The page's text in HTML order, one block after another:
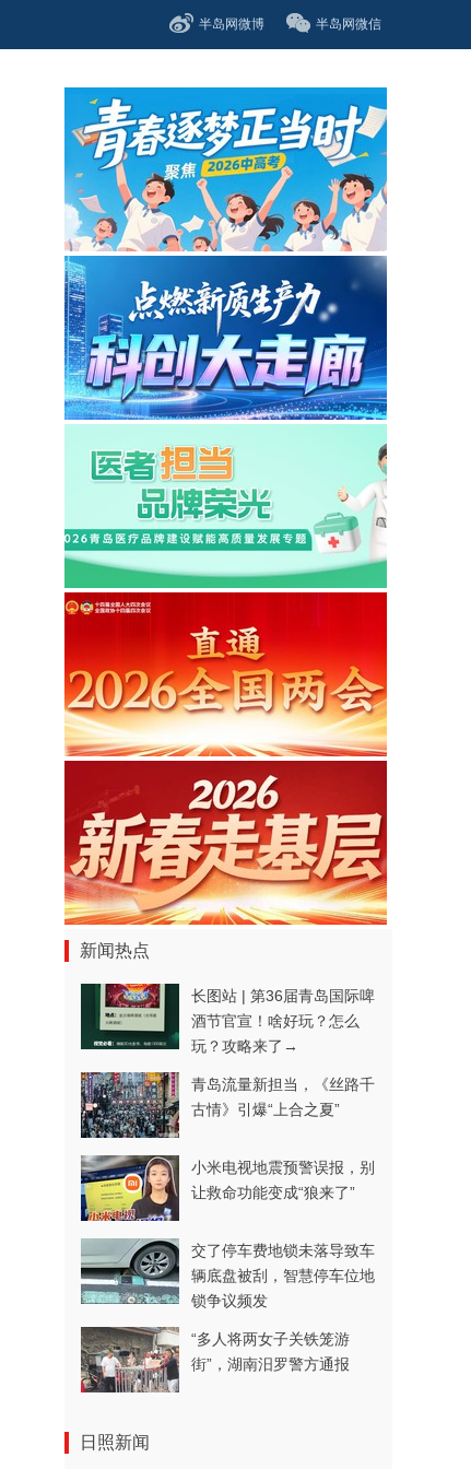
半岛网微博 半岛网微信
新闻热点
长图站 | 第36届青岛国际啤
酒节官宣！啥好玩？怎么
玩？攻略来了→
青岛流量新担当，《丝路千
古情》引爆“上合之夏”
小米电视地震预警误报，别
让救命功能变成“狼来了”
交了停车费地锁未落导致车
辆底盘被刮，智慧停车位地
锁争议频发
“多人将两女子关铁笼游
街”，湖南汨罗警方通报
日照新闻